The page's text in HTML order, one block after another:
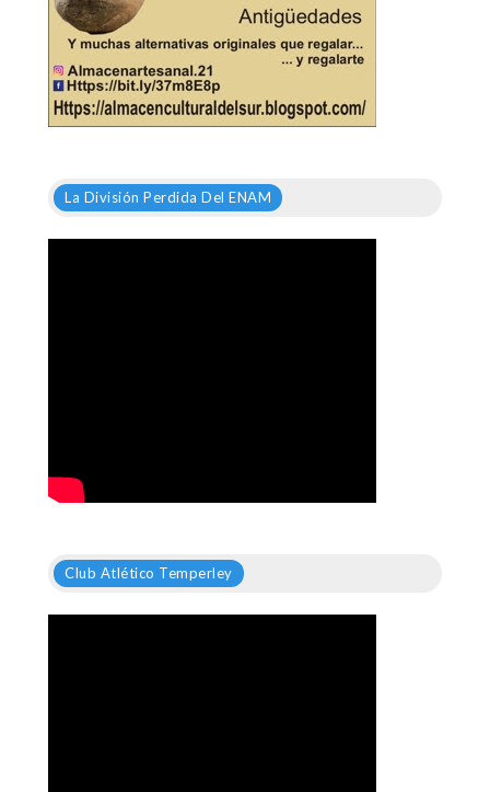
La División Perdida Del ENAM
Club Atlético Temperley